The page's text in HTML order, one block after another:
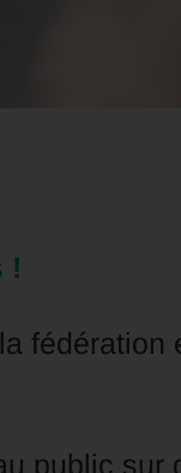
!
fédération
public sur